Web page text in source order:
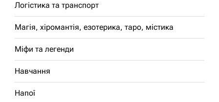
Логістика та транспорт
Магія, хіромантія, езотерика, таро, містика
Міфи та легенди
Навчання
Напої